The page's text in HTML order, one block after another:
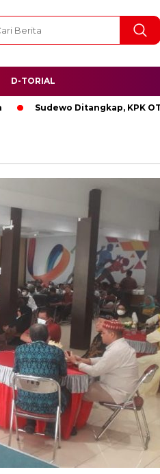
D-TORIAL
Sudewo Ditangkap, KPK OTT